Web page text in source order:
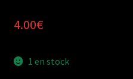
4.00€
1 en stock